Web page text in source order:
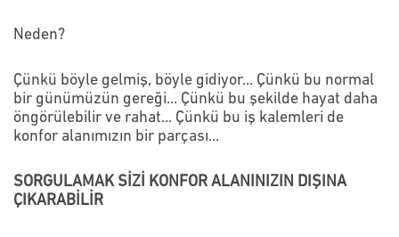
Neden?
Çünkü böyle gelmiş, böyle gidiyor... Çünkü bu normal
bir günümüzün gereği... Çünkü bu şekilde hayat daha
öngörülebilir ve rahat... Çünkü bu iş kalemleri de
konfor alanımızın bir parçası...
SORGULAMAK SİZİ KONFOR ALANINIZIN DIŞINA
ÇIKARABİLİR